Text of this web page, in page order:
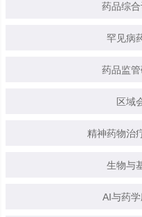
药品综
罕见病
药品监
区域
精神药物治
生物与
AI与药